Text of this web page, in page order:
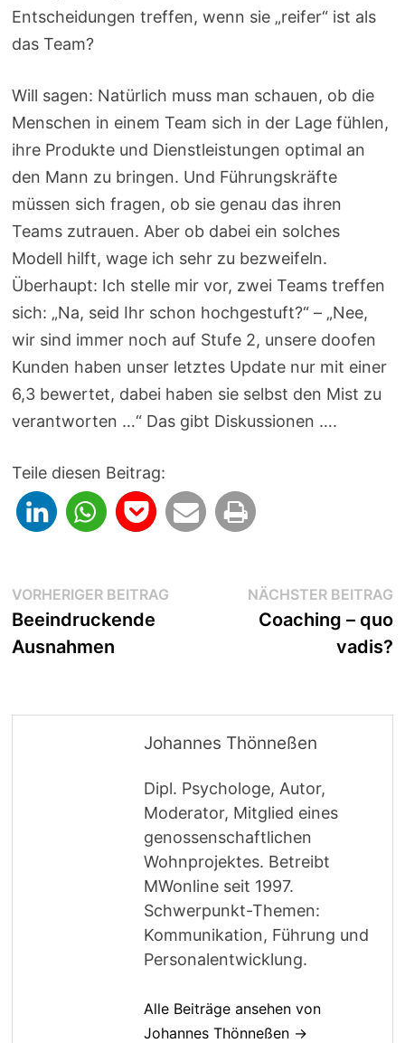
Entscheidungen treffen, wenn sie „reifer“ ist als
das Team?
Will sagen: Natürlich muss man schauen, ob die
Menschen in einem Team sich in der Lage fühlen,
ihre Produkte und Dienstleistungen optimal an
den Mann zu bringen. Und Führungskräfte
müssen sich fragen, ob sie genau das ihren
Teams zutrauen. Aber ob dabei ein solches
Modell hilft, wage ich sehr zu bezweifeln.
Überhaupt: Ich stelle mir vor, zwei Teams treffen
sich: „Na, seid Ihr schon hochgestuft?“ – „Nee,
wir sind immer noch auf Stufe 2, unsere doofen
Kunden haben unser letztes Update nur mit einer
6,3 bewertet, dabei haben sie selbst den Mist zu
verantworten …“ Das gibt Diskussionen ….
Teile diesen Beitrag:
Beitragsnavigation
VORHERIGER BEITRAG Vorheriger
Beeindruckende
Ausnahmen
NÄCHSTER BEITRAG
Coaching – quo
vadis?
Johannes Thönneßen
Dipl. Psychologe, Autor,
Moderator, Mitglied eines
genossenschaftlichen
Wohnprojektes. Betreibt
MWonline seit 1997.
Schwerpunkt-Themen:
Kommunikation, Führung und
Personalentwicklung.
Alle Beiträge ansehen von
Johannes Thönneßen →